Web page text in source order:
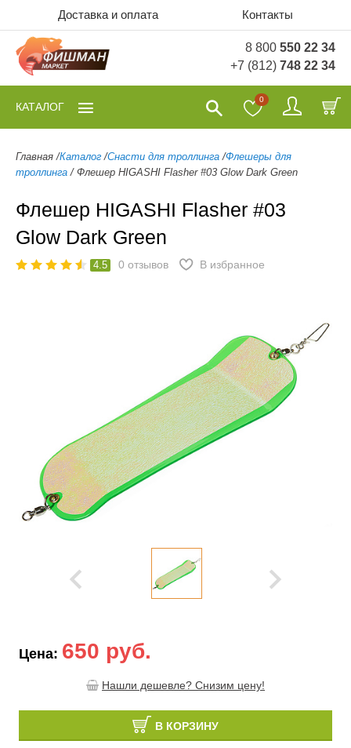
Доставка и оплата Контакты
8 800 550 22 34
+7 (812) 748 22 34
0
КАТАЛОГ
Главная /Каталог /Снасти для троллинга /Флешеры для
троллинга / Флешер HIGASHI Flasher #03 Glow Dark Green
Флешер HIGASHI Flasher #03
Glow Dark Green
4.5 0 отзывов В избранное
Цена: 650 руб.
Нашли дешевле? Снизим цену!
В КОРЗИНУ